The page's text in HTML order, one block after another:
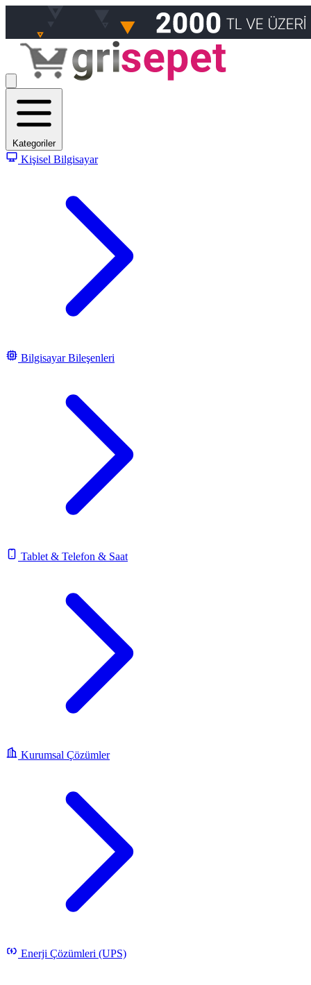
Kategoriler
Kişisel Bilgisayar
Bilgisayar Bileşenleri
Tablet & Telefon & Saat
Kurumsal Çözümler
Enerji Çözümleri (UPS)